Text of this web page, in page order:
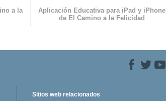
a la
Aplicación Educativa para iPad y iPhone
de El Camino a la Felicidad
Sitios web relacionados